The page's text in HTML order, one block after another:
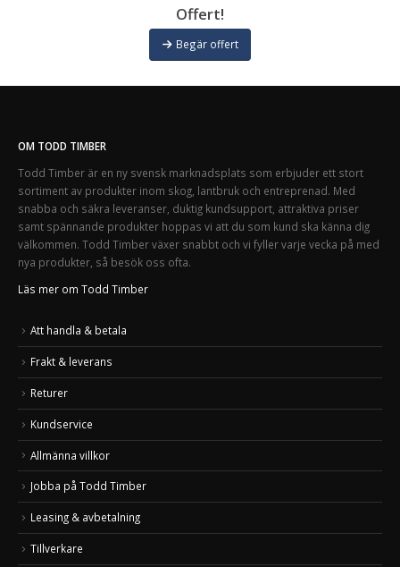
Offert!
Begär offert
OM TODD TIMBER
Todd Timber är en ny svensk marknadsplats som erbjuder ett stort
sortiment av produkter inom skog, lantbruk och entreprenad. Med
snabba och säkra leveranser, duktig kundsupport, attraktiva priser
samt spännande produkter hoppas vi att du som kund ska känna dig
välkommen. Todd Timber växer snabbt och vi fyller varje vecka på med
nya produkter, så besök oss ofta.
Läs mer om Todd Timber
Att handla & betala
Frakt & leverans
Returer
Kundservice
Allmänna villkor
Jobba på Todd Timber
Leasing & avbetalning
Tillverkare